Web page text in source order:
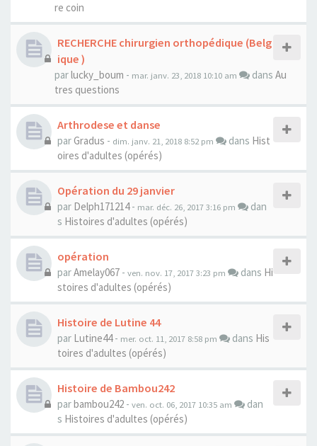
re coin
RECHERCHE chirurgien orthopédique (Belg
ique )
parlucky_boum - mar. janv. 23, 2018 10:10 am dans Au
tres questions
Arthrodese et danse
parGradus - dim. janv. 21, 2018 8:52 pm dans Hist
oires d'adultes (opérés)
Opération du 29 janvier
par Delph171214- mar. déc. 26, 2017 3:16 pm
dan
s Histoires d'adultes (opérés)
opération
parAmelay067 - ven. nov. 17, 2017 3:23 pm dans Hi
stoires d'adultes (opérés)
Histoire de Lutine 44
par Lutine44- mer. oct. 11, 2017 8:58 pm dans His
toires d'adultes (opérés)
Histoire de Bambou242
parbambou242 - ven. oct. 06, 2017 10:35 am
dan
s Histoires d'adultes (opérés)